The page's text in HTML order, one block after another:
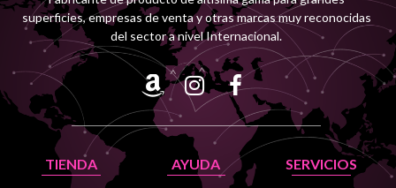
superficies, empresas de venta y otras marcas muy reconocidas
del sector a nivel Internacional.
TIENDA AYUDA SERVICIOS